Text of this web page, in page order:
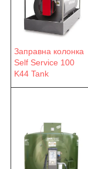
Заправна колонка
Self Service 100
K44 Tank